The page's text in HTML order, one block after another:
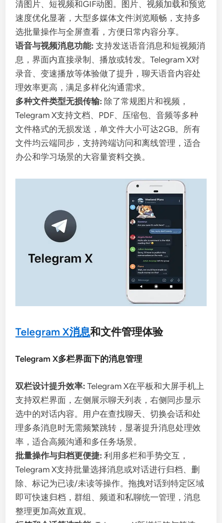
清图片、短视频和GIF动图。图片、视频加载和预览
速度优化显著，大型多媒体文件浏览顺畅，支持多
选批量操作与全屏查看，方便日常内容分享。
语音与视频消息功能: 支持发送语音消息和短视频消
息，界面内直接录制、播放或转发。Telegram X对
录音、变速播放等体验做了提升，聊天语音内容处
理效率更高，满足多样化沟通需求。
多种文件类型无损传输: 除了常规图片和视频，
Telegram X支持文档、PDF、压缩包、音频等多种
文件格式的无损发送，单文件大小可达2GB。所有
文件均云端同步，支持跨端访问和离线管理，适合
办公和学习场景的大容量资料交换。
Telegram X消息和文件管理体验
Telegram X多栏界面下的消息管理
双栏设计提升效率: Telegram X在平板和大屏手机上
支持双栏界面，左侧展示聊天列表，右侧同步显示
选中的对话内容。用户在查找聊天、切换会话和处
理多条消息时无需频繁跳转，显著提升消息处理效
率，适合高频沟通和多任务场景。
批量操作与归档更便捷: 利用多栏和手势交互，
Telegram X支持批量选择消息或对话进行归档、删
除、标记为已读/未读等操作。拖拽对话到特定区域
即可快速归档，群组、频道和私聊统一管理，消息
整理更加高效直观。